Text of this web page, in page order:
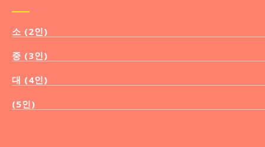
소 (2인)
중 (3인)
대 (4인)
(5인)